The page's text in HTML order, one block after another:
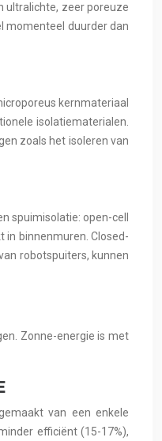
ultralichte, zeer poreuze
momenteel duurder dan
kernmateriaal
isolatiematerialen.
zoals het isoleren van
spuimisolatie: open-cell
in binnenmuren. Closed-
robotspuiters, kunnen
Zonne-energie is met
van een enkele
efficiënt (15-17%),